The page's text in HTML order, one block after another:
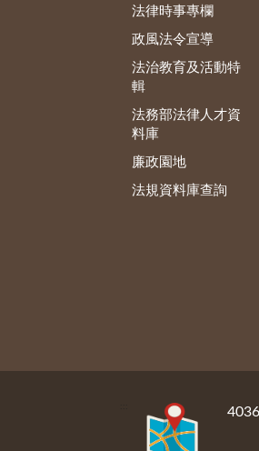
法律時事專欄
政風法令宣導
法治教育及活動特
輯
法務部法律人才資
料庫
廉政園地
法規資料庫查詢